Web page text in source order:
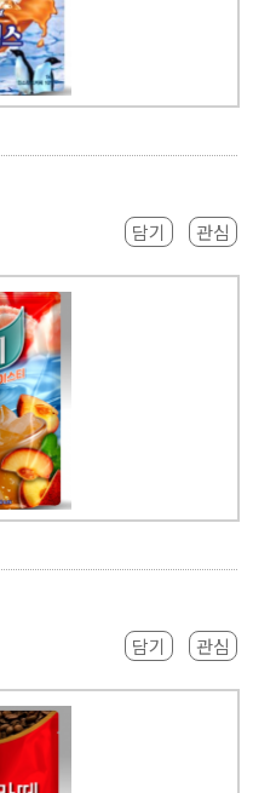
담기 관심
담기 관심